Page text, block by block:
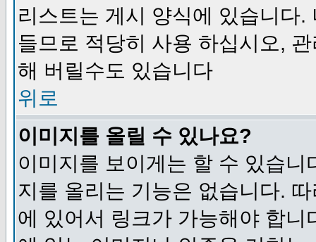
리스트는 게시 양식에 있습니다
들므로 적당히 사용 하십시오,
해 버릴수도 있습니다
위로
이미지를 올릴 수 있나요?
이미지를 보이게는 할 수 있습
지를 올리는 기능은 없습니다.
에 있어서 링크가 가능해야 합